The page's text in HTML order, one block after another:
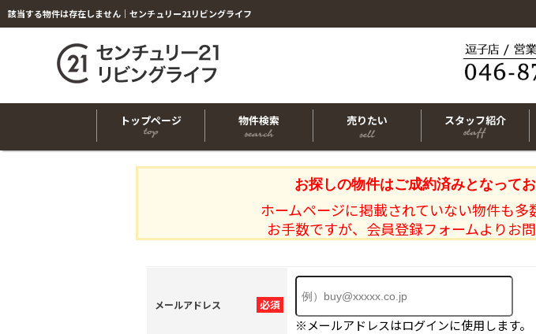
該当する物件は存在しません｜センチュリー21リビングライフ
トップページ 物件検索 売りたい スタッフ紹介
お探しの物件はご成約済みとなってお
ホームページに掲載されていない物件も多
お手数ですが、会員登録フォームよりお問
必須
メールアドレス
※メールアドレスはログインに使用します。